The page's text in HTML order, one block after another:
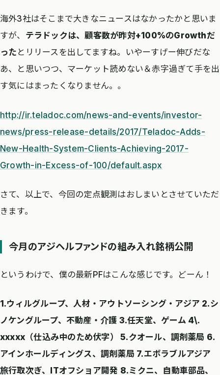
海外3社はそこまで大きなニュースはなかったかと思いま
すが、 テラドックは、顧客数が昨対+100%のGrowthだ
った とリリースを出してますね。いやーすげー伸びだな
あ、と思いつつ、マーケット読めない＆赤字過ぎて手を出
す気にはまったくなりません。。
http://ir.teladoc.com/news-and-events/investor-
news/press-release-details/2017/Teladoc-Adds-
New-Health-System-Clients-Achieving-2017-
Growth-in-Excess-of-100/default.aspx
さて、以上で、今回の定点観測はおしまいとさせていただ
きます。
今月のアジヘルファンドの組み入れ銘柄公開
というわけで、僕の最新PFはこんな感じです。どーん！
1.ウィルグループ、人材・アウトソーシング・アジア 2.シ
ノケングループ、不動産・介護 3.任天堂、ゲーム 4\.
xxxxx（仕込み中のため伏字） 5.クオール、調剤薬局 6.
アインホールディングス、調剤薬局 7.エボラブルアジア
旅行取次ぎ、ITオフショア開発 8.ミクニ、自動車部品、